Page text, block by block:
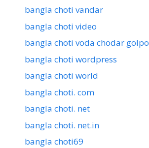
bangla choti vandar
bangla choti video
bangla choti voda chodar golpo
bangla choti wordpress
bangla choti world
bangla choti. com
bangla choti. net
bangla choti. net.in
bangla choti69